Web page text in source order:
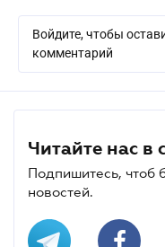
Войдите, чтобы
комментарий
Читайте нас в
Подпишитесь, чтоб
новостей.